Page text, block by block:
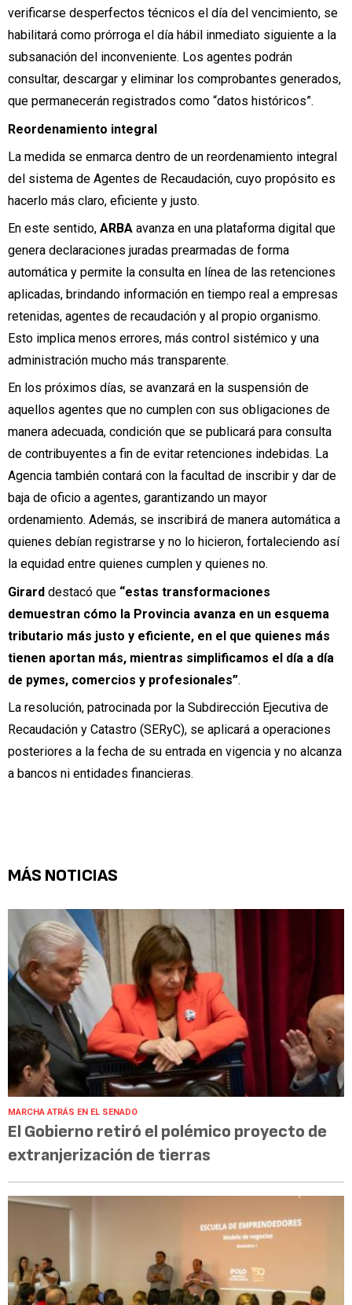
verificarse desperfectos técnicos el día del vencimiento, se
habilitará como prórroga el día hábil inmediato siguiente a la
subsanación del inconveniente. Los agentes podrán
consultar, descargar y eliminar los comprobantes generados,
que permanecerán registrados como “datos históricos”.
Reordenamiento integral
La medida se enmarca dentro de un reordenamiento integral
del sistema de Agentes de Recaudación, cuyo propósito es
hacerlo más claro, eficiente y justo.
En este sentido, ARBA avanza en una plataforma digital que
genera declaraciones juradas prearmadas de forma
automática y permite la consulta en línea de las retenciones
aplicadas, brindando información en tiempo real a empresas
retenidas, agentes de recaudación y al propio organismo.
Esto implica menos errores, más control sistémico y una
administración mucho más transparente.
En los próximos días, se avanzará en la suspensión de
aquellos agentes que no cumplen con sus obligaciones de
manera adecuada, condición que se publicará para consulta
de contribuyentes a fin de evitar retenciones indebidas. La
Agencia también contará con la facultad de inscribir y dar de
baja de oficio a agentes, garantizando un mayor
ordenamiento. Además, se inscribirá de manera automática a
quienes debían registrarse y no lo hicieron, fortaleciendo así
la equidad entre quienes cumplen y quienes no.
Girard destacó que “estas transformaciones
demuestran cómo la Provincia avanza en un esquema
tributario más justo y eficiente, en el que quienes más
tienen aportan más, mientras simplificamos el día a día
de pymes, comercios y profesionales”.
La resolución, patrocinada por la Subdirección Ejecutiva de
Recaudación y Catastro (SERyC), se aplicará a operaciones
posteriores a la fecha de su entrada en vigencia y no alcanza
a bancos ni entidades financieras.
MÁS NOTICIAS
MARCHA ATRÁS EN EL SENADO
El Gobierno retiró el polémico proyecto de
extranjerización de tierras